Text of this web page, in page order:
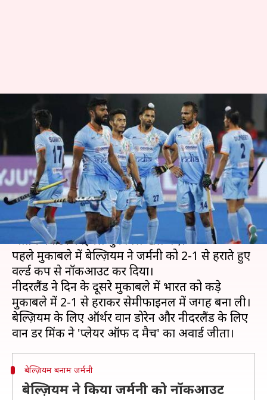
हॉकी वर्ल्ड कप से नॉकआउट हुआ
भारत, नीदरलैंड और बेल्ज़ियम पहुंचे
सेमीफाइनल में
लेखन Neeraj Pandey Dec 13, 2018 09:21 pm
क्या है खबर?
गुरूवार की शाम भुवनेश्वर में खेले जा रहे हॉकी वर्ल्ड में
अंतिम क्वार्टर फाइनल मुकाबले खेले गए।
पहले मुकाबले में बेल्ज़ियम ने जर्मनी को 2-1 से हराते हुए
वर्ल्ड कप से नॉकआउट कर दिया।
नीदरलैंड ने दिन के दूसरे मुकाबले में भारत को कड़े
मुकाबले में 2-1 से हराकर सेमीफाइनल में जगह बना ली।
बेल्ज़ियम के लिए ऑर्थर वान डोरेन और नीदरलैंड के लिए
बेल्ज़ियम बनाम जर्मनी
बेल्ज़ियम ने किया जर्मनी को नॉकआउट